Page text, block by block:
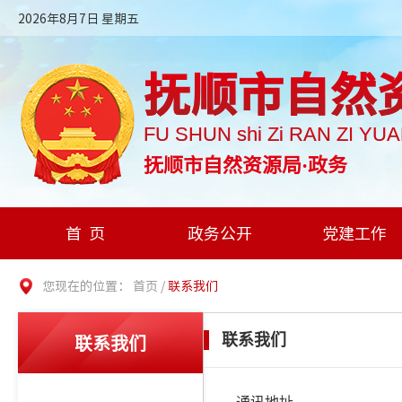
2026年8月7日 星期五
抚顺市自然
FU SHUN shi Zi RAN ZI
抚顺市自然资源局·政务
首页 政务公开 党建工作
您现在的位置： 首页 /联系我们
联系我们 联系我们